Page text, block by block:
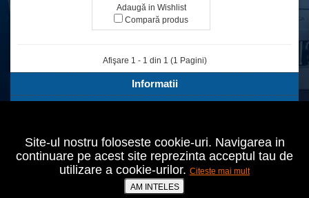
Adaugă in Wishlist
Compară produs
Afişare 1 - 1 din 1 (1 Pagini)
Informatii
Contul tău
Bucuresti,Sect.2,Agricultori nr.18
021 642 70 24
prodomo@cumperiieftin.ro
Site-ul nostru foloseste cookie-uri. Navigarea in
continuare pe acest site reprezinta acceptul tau de
utilizare a cookie-urilor. Citeste mai mult
AM INTELES